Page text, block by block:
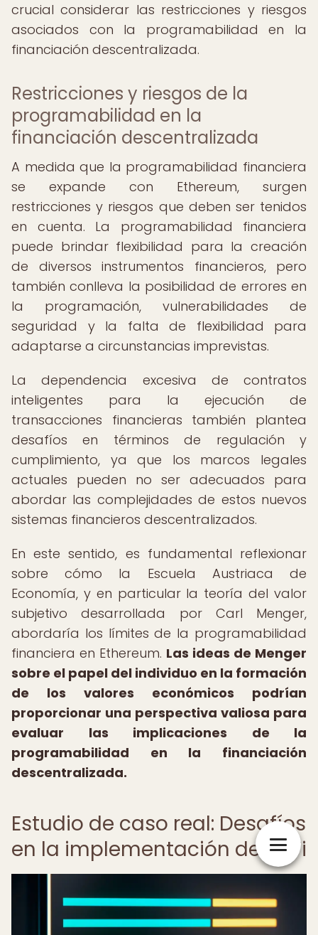
crucial considerar las restricciones y riesgos
asociados con la programabilidad en la
financiación descentralizada.
Restricciones y riesgos de la
programabilidad en la
financiación descentralizada
A medida que la programabilidad financiera
se expande con Ethereum, surgen
restricciones y riesgos que deben ser tenidos
en cuenta. La programabilidad financiera
puede brindar flexibilidad para la creación
de diversos instrumentos financieros, pero
también conlleva la posibilidad de errores en
la programación, vulnerabilidades de
seguridad y la falta de flexibilidad para
adaptarse a circunstancias imprevistas.
La dependencia excesiva de contratos
inteligentes para la ejecución de
transacciones financieras también plantea
desafíos en términos de regulación y
cumplimiento, ya que los marcos legales
actuales pueden no ser adecuados para
abordar las complejidades de estos nuevos
sistemas financieros descentralizados.
En este sentido, es fundamental reflexionar
sobre cómo la Escuela Austriaca de
Economía, y en particular la teoría del valor
subjetivo desarrollada por Carl Menger,
abordaría los límites de la programabilidad
financiera en Ethereum. Las ideas de Menger
sobre el papel del individuo en la formación
de los valores económicos podrían
proporcionar una perspectiva valiosa para
evaluar las implicaciones de la
programabilidad en la financiación
descentralizada.
Estudio de caso real: Desafíos
en la implementación de DeFi